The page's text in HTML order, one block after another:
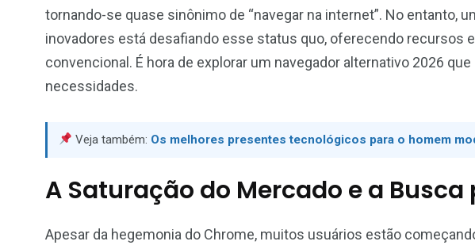
tornando-se quase sinônimo de “navegar na internet”. No entanto,
inovadores está desafiando esse status quo, oferecendo recursos
convencional. É hora de explorar um navegador alternativo 2026
necessidades.
Veja também: Os melhores presentes tecnológicos para o homem
A Saturação do Mercado e a
Apesar da hegemonia do Chrome, muitos usuários estão